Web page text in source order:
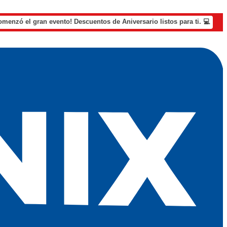
el gran evento! Descuentos de Aniversario listos para ti. 💻